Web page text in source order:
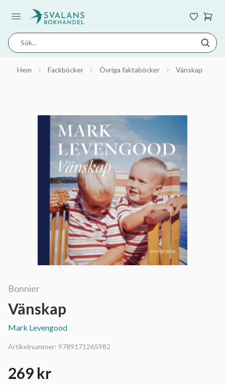
Hem Fackböcker Övriga faktaböcker Vänskap
Bonnier
Vänskap
Mark Levengood
Artikelnummer: 9789171265982
269 kr